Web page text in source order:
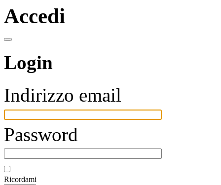
Accedi
Login
Indirizzo email
Password
Ricordami